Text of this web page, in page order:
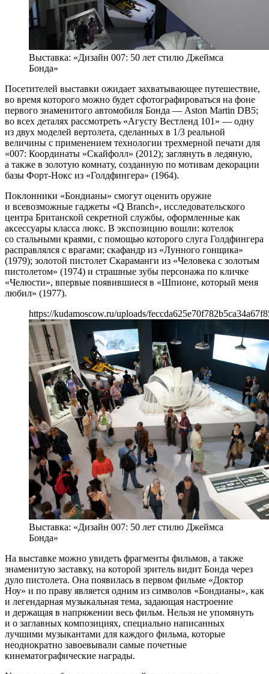
Выставка: «Дизайн 007: 50 лет стилю Джеймса
Бонда»
Посетителей выставки ожидает захватывающее путешествие,
во время которого можно будет сфотографироваться на фоне
первого знаменитого автомобиля Бонда — Aston Martin DB5;
во всех деталях рассмотреть «Агусту Вестленд 101» — одну
из двух моделей вертолета, сделанных в 1/3 реальной
величины с применением технологии трехмерной печати для
«007: Координаты «Скайфолл» (2012); заглянуть в ледяную,
а также в золотую комнату, созданную по мотивам декорации
базы Форт-Нокс из «Голдфингера» (1964).
Поклонники «Бондианы» смогут оценить оружие
и всевозможные гаджеты «Q Branch», исследовательского
центра Британской секретной службы, оформленные как
аксессуары класса люкс. В экспозицию вошли: котелок
со стальными краями, с помощью которого слуга Голдфингера
расправлялся с врагами; скафандр из «Лунного гонщика»
(1979); золотой пистолет Скараманги из «Человека с золотым
пистолетом» (1974) и страшные зубы персонажа по кличке
«Челюсти», впервые появившиеся в «Шпионе, который меня
любил» (1977).
https://kudamoscow.ru/uploads/
Выставка: «Дизайн 007: 50 лет стилю Джеймса
Бонда»
На выставке можно увидеть фрагменты фильмов, а также
знаменитую заставку, на которой зритель видит Бонда через
дуло пистолета. Она появилась в первом фильме «Доктор
Ноу» и по праву является одним из символов «Бондианы», как
и легендарная музыкальная тема, задающая настроение
и держащая в напряжении весь фильм. Нельзя не упомянуть
и о заглавных композициях, специально написанных
лучшими музыкантами для каждого фильма, которые
неоднократно завоевывали самые почетные
кинематографические награды.